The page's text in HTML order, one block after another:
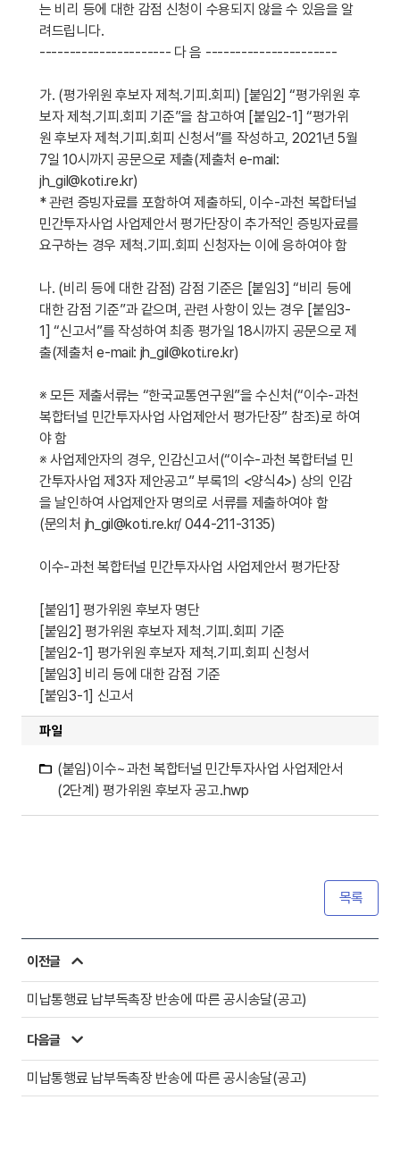
는 비리 등에 대한 감점 신청이 수용되지 않을 수 있음을 알
려드립니다.
---------------------- 다 음 ----------------------
가. (평가위원 후보자 제척․기피․회피) [붙임2] “평가위원 후
보자 제척․기피․회피 기준”을 참고하여 [붙임2-1] “평가위
원 후보자 제척․기피․회피 신청서”를 작성하고, 2021년 5월
7일 10시까지 공문으로 제출(제출처 e-mail:
jh_gil@koti.re.kr)
* 관련 증빙자료를 포함하여 제출하되, 이수-과천 복합터널
민간투자사업 사업제안서 평가단장이 추가적인 증빙자료를
요구하는 경우 제척․기피․회피 신청자는 이에 응하여야 함
나. (비리 등에 대한 감점) 감점 기준은 [붙임3] “비리 등에
대한 감점 기준”과 같으며, 관련 사항이 있는 경우 [붙임3-
1] “신고서”를 작성하여 최종 평가일 18시까지 공문으로 제
출(제출처 e-mail: jh_gil@koti.re.kr)
※ 모든 제출서류는 “한국교통연구원”을 수신처(“이수-과천
복합터널 민간투자사업 사업제안서 평가단장” 참조)로 하여
야 함
※ 사업제안자의 경우, 인감신고서(“이수-과천 복합터널 민
간투자사업 제3자 제안공고” 부록1의 <양식4>) 상의 인감
을 날인하여 사업제안자 명의로 서류를 제출하여야 함
(문의처 jh_gil@koti.re.kr/ 044-211-3135)
이수-과천 복합터널 민간투자사업 사업제안서 평가단장
[붙임1] 평가위원 후보자 명단
[붙임2] 평가위원 후보자 제척․기피․회피 기준
[붙임2-1] 평가위원 후보자 제척․기피․회피 신청서
[붙임3] 비리 등에 대한 감점 기준
[붙임3-1] 신고서
파일
(붙임)이수~과천 복합터널 민간투자사업 사업제안서
(2단계) 평가위원 후보자 공고.hwp
목록
이전글
미납통행료 납부독촉장 반송에 따른 공시송달(공고)
다음글
미납통행료 납부독촉장 반송에 따른 공시송달(공고)